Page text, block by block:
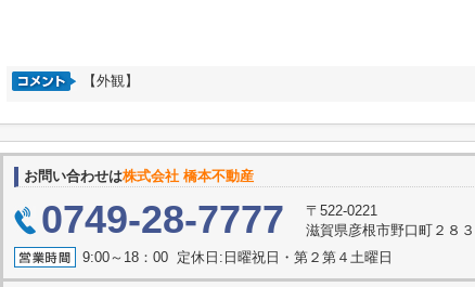
【外観】
お問い合わせは株式会社 橋本不動産
0749-28-7777
〒522-0221
滋賀県彦根市野口町２８
9:00～18：00 定休日:日曜祝日・第２第４土曜日